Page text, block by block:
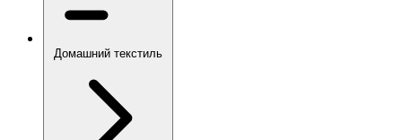
Домашний текстиль